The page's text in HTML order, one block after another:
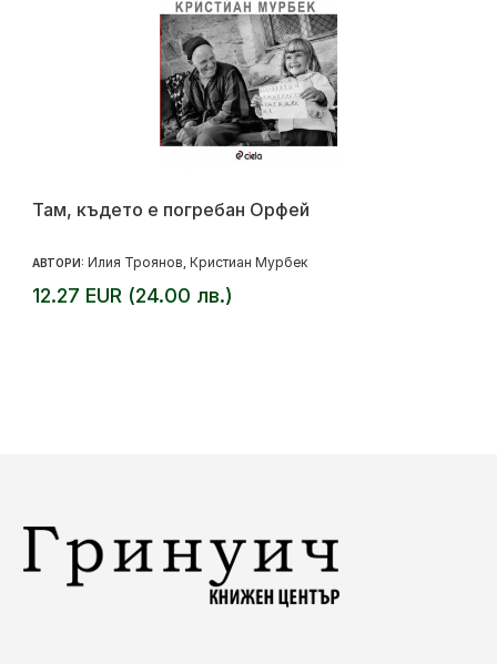
Там, където е погребан Орфей
АВТОРИ: Илия Троянов Кристиан Мурбек
12.27 EUR (24.00 лв.)